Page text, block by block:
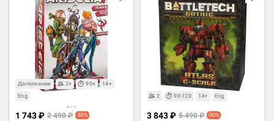
Дополнение 2+ 90+
14+
Eng
1 743 ₽ 2 490 ₽ -30%
2 90-120 14+ Eng
3 843 ₽ 5 490 ₽ -30%